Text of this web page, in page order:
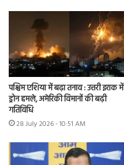
पश्चिम एशिया में बढ़ा तनाव : उत्तरी इराक में
ड्रोन हमले, अमेरिकी विमानों की बढ़ी
गतिविधि
28 July 2026 - 10:51 AM